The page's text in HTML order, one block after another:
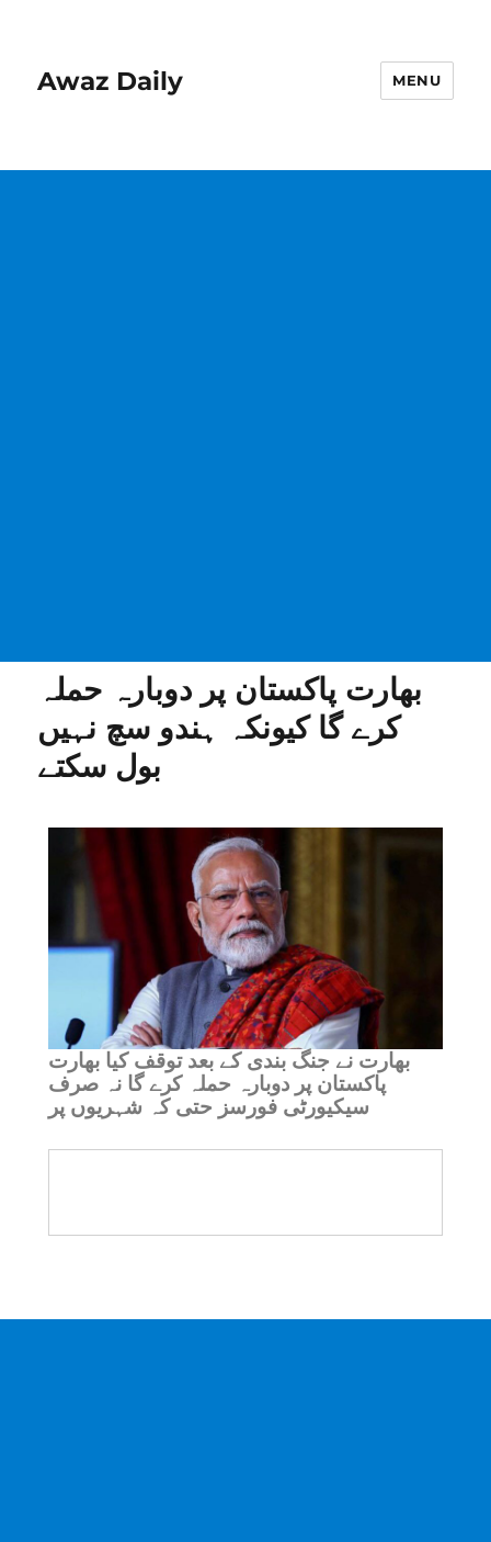
Awaz Daily MENU
بھارت پاکستان پر دوبارہ حملہ
کرے گا کیونکہ ہندو سچ نہیں
بول سکتے
بھارت نے جنگ بندی کے بعد توقف کیا بھارت
پاکستان پر دوبارہ حملہ کرے گا نہ صرف
سیکیورٹی فورسز حتی کہ شہریوں پر